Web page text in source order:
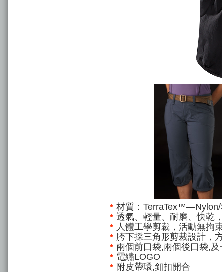
材質：TerraTex™—Nylon/
透氣、輕量、耐磨、快乾
人體工學剪裁，活動無拘
胯下採三角形剪裁設計，
兩個前口袋,兩個後口袋,
電繡LOGO
附皮帶環,釦扣開合